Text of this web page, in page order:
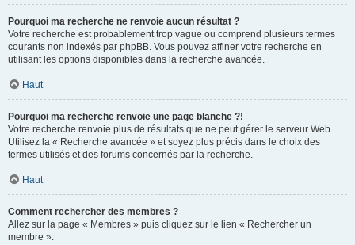
Pourquoi ma recherche ne renvoie aucun résultat ?
Votre recherche est probablement trop vague ou comprend plusieurs termes
courants non indexés par phpBB. Vous pouvez affiner votre recherche en
utilisant les options disponibles dans la recherche avancée.
Haut
Pourquoi ma recherche renvoie une page blanche ?!
Votre recherche renvoie plus de résultats que ne peut gérer le serveur Web.
Utilisez la « Recherche avancée » et soyez plus précis dans le choix des
termes utilisés et des forums concernés par la recherche.
Haut
Comment rechercher des membres ?
Allez sur la page « Membres » puis cliquez sur le lien « Rechercher un
membre ».